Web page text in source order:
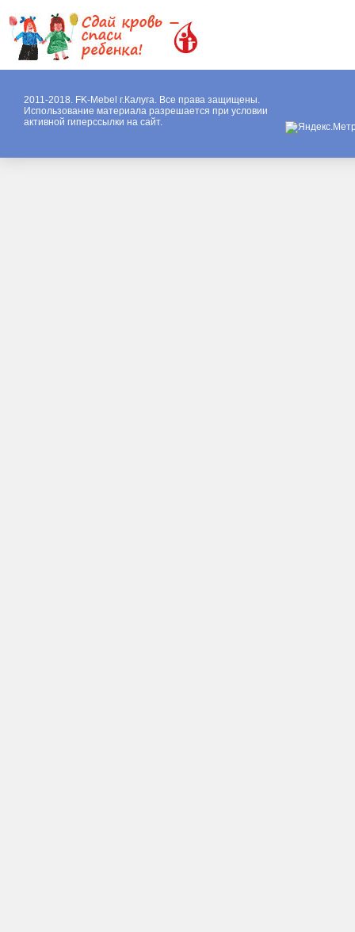
2011-2018. FK-Mebel г.Калуга. Все права защищены.
Использование материала разрешается при условии
активной гиперссылки на сайт.